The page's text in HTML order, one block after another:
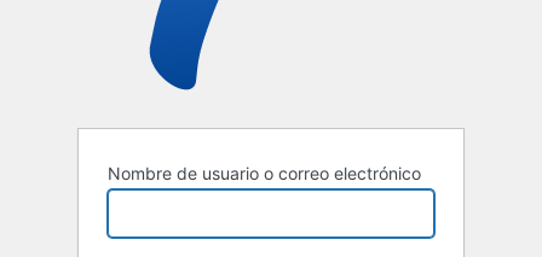
Nombre de usuario o correo electrónico